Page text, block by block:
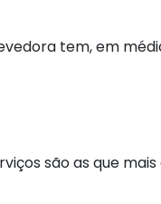
tem, em
são as que